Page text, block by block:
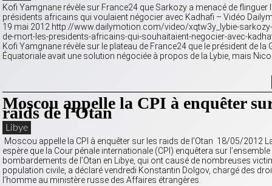
Kofi Yamgnane révèle sur France24 que Sarkozy a menacé de flinguer
présidents africains qui voulaient négocier avec Kadhafi – Vidéo
19 mai 2012 http://www.dailymotion.com/video/xqtw3y_lybie-
de-mort-les-presidents-africains-qui-souhaitaient-negocier-avec-
Kofi Yamgnane révèle sur le plateau de France24 que le président de la
Équatoriale avait une solution négociée à propos de la Lybie, mais
Moscou appelle la CPI à enquêter
raids de l’Otan
Libye
Moscou appelle la CPI à enquêter sur les raids de l’Otan 18/05/2012
espère que la Cour pénale internationale (CPI) enquêtera sur
bombardements de l’Otan en Libye, qui ont causé de nombreuses
population civile, a déclaré vendredi Konstantin Dolgov, chargé des
l’homme au ministère russe des Affaires étrangères.